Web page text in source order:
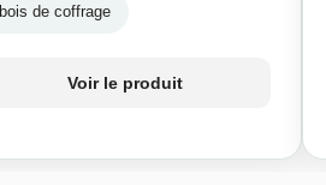
bois de coffrage
Voir le produit